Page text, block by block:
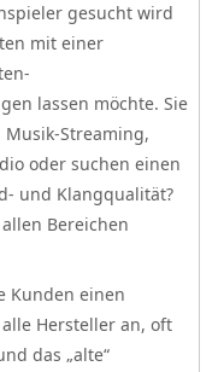
gesucht wird
mit einer
lassen möchte. Sie
Musik-Streaming,
oder suchen einen
und Klangqualität?
Bereichen
Kunden einen
Hersteller an, oft
das „alte“